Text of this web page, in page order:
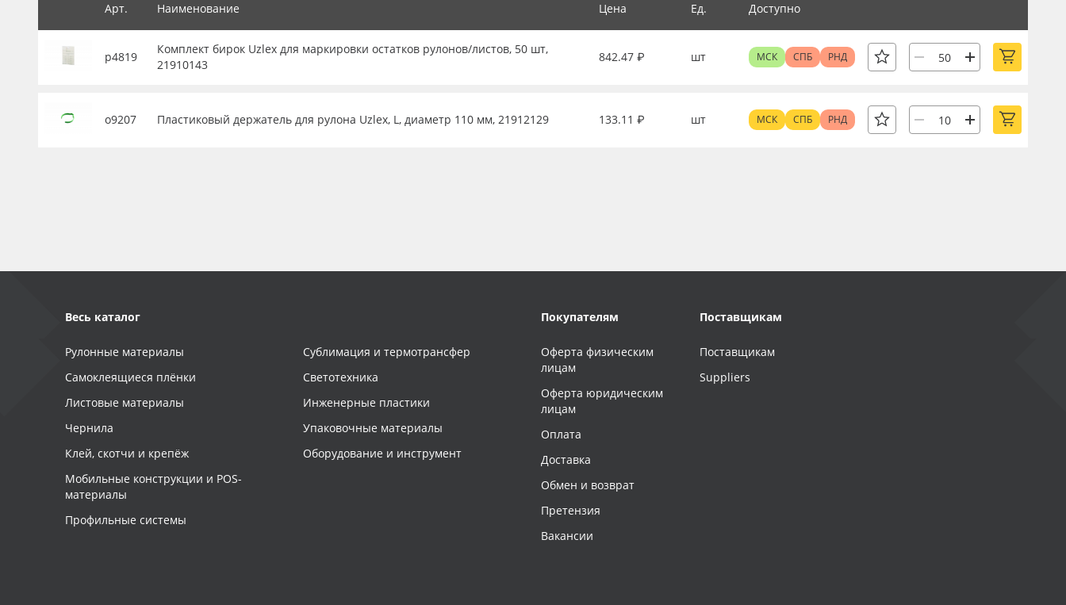
Арт. Наименование Цена Ед. Доступно
р4819
Комплект бирок Uzlex для маркировки остатков рулонов/листов, 50 шт,
21910143
842.47 ₽ шт МСК СПБ РНД
о9207 Пластиковый держатель для рулона Uzlex, L, диаметр 110 мм, 21912129 133.11 ₽ шт МСК СПБ РНД
Весь каталог
Рулонные материалы
Самоклеящиеся плёнки
Листовые материалы
Чернила
Клей, скотчи и крепёж
Мобильные конструкции и POS-
материалы
Профильные системы
Сублимация и термотрансфер
Светотехника
Инженерные пластики
Упаковочные материалы
Оборудование и инструмент
Покупателям
Оферта физическим
лицам
Оферта юридическим
лицам
Оплата
Доставка
Обмен и возврат
Претензия
Вакансии
Поставщикам
Поставщикам
Suppliers